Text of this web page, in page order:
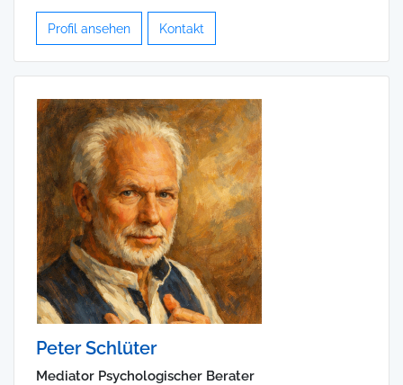
Profil ansehen Kontakt
Peter Schlüter
Mediator Psychologischer Berater